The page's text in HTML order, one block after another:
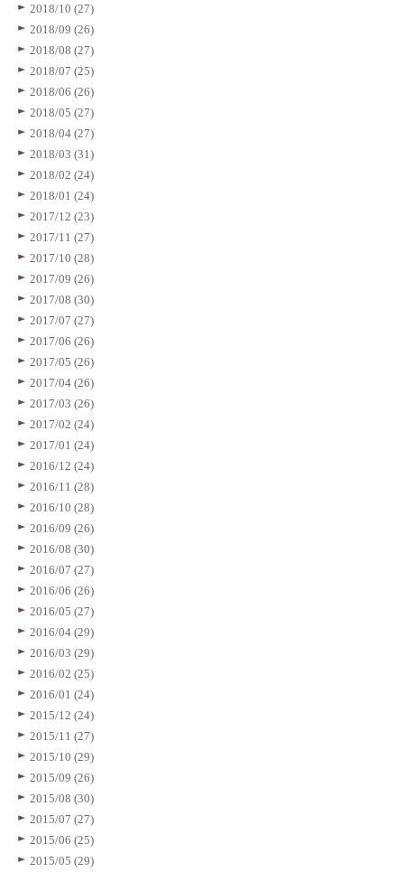
2018/10 (27)
2018/09 (26)
2018/08 (27)
2018/07 (25)
2018/06 (26)
2018/05 (27)
2018/04 (27)
2018/03 (31)
2018/02 (24)
2018/01 (24)
2017/12 (23)
2017/11 (27)
2017/10 (28)
2017/09 (26)
2017/08 (30)
2017/07 (27)
2017/06 (26)
2017/05 (26)
2017/04 (26)
2017/03 (26)
2017/02 (24)
2017/01 (24)
2016/12 (24)
2016/11 (28)
2016/10 (28)
2016/09 (26)
2016/08 (30)
2016/07 (27)
2016/06 (26)
2016/05 (27)
2016/04 (29)
2016/03 (29)
2016/02 (25)
2016/01 (24)
2015/12 (24)
2015/11 (27)
2015/10 (29)
2015/09 (26)
2015/08 (30)
2015/07 (27)
2015/06 (25)
2015/05 (29)